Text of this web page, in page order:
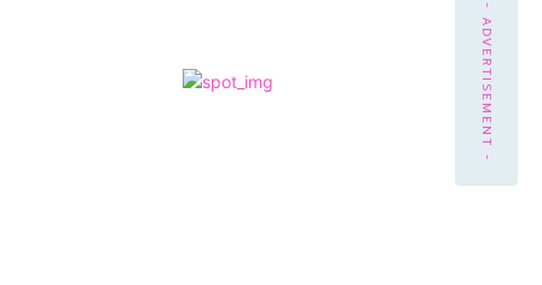
- ADVERTISEMENT -